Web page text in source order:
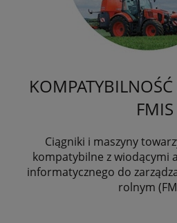
FMIS
Ciągniki i maszyny
kompatybilne z wiodącymi
informatycznego do
rolnym